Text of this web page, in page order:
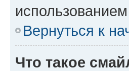
Вернуться к
Что такое